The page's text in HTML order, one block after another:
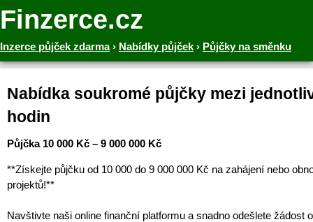
Finzerce.cz
Inzerce půjček zdarma› Nabídky půjček › Půjčky na směnku
Nabídka soukromé půjčky mezi
hodin
Půjčka 10 000 Kč – 9 000 000 Kč
**Získejte půjčku od 10 000 do 9 000 000 Kč na zahájení nebo
projektů!**
Navštivte naši online finanční platformu a snadno odešlete žádost